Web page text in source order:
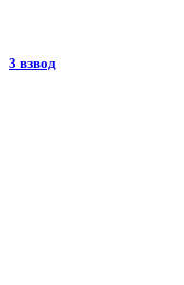
3 взвод